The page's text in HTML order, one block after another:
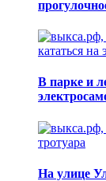
В парке и
На улице